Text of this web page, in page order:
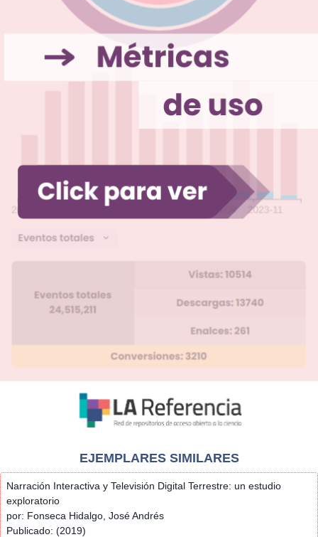
EJEMPLARES SIMILARES
Narración Interactiva y Televisión Digital Terrestre: un estudio
exploratorio
por: Fonseca Hidalgo, José Andrés
Publicado: (2019)